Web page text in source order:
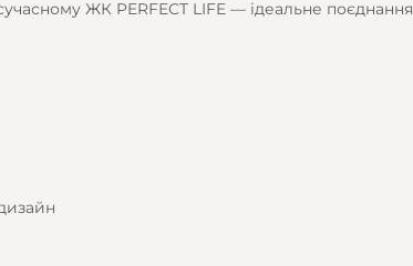
ЖК PERFECT LIFE — ідеальне поєднання